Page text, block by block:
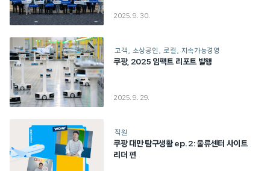
2025. 9. 30.
고객 소상공인 로컬 지속가능경영
쿠팡, 2025 임팩트 리포트 발행
2025. 9. 29.
직원
쿠팡 대만 탐구생활 ep. 2: 물류센터 사이트
리더 편